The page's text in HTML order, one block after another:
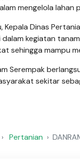
mengelola lahan
Kepala Dinas
kegiatan
sehingga mampu
Serempak
sekitar
Pertanian